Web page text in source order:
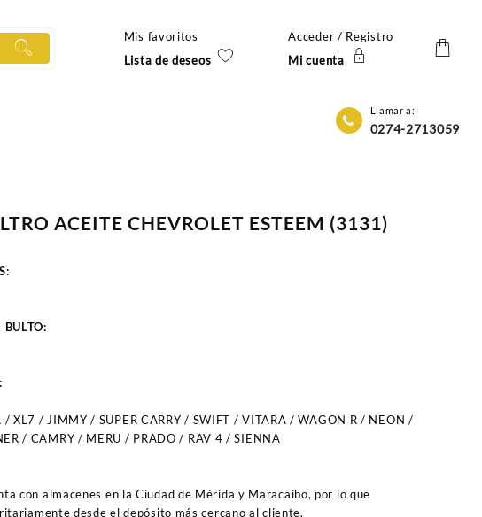
Mis favoritos
Lista de deseos
Acceder / Registro
Mi cuenta
Llamar a:
0274-2713059
ACEITE CHEVROLET ESTEEM (3131)
BULTO:
/ XL7 / JIMMY / SUPER CARRY / SWIFT / VITARA / WAGON R / NEON /
/ CAMRY / MERU / PRADO / RAV 4 / SIENNA
con almacenes en la Ciudad de Mérida y Maracaibo, por lo que
desde el depósito más cercano al cliente.